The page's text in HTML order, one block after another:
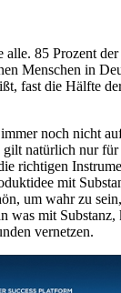
85 Prozent
Menschen in
fast die Hälfte
noch nicht
natürlich nur
richtigen
mit
um wahr zu
was mit
vernetzen.